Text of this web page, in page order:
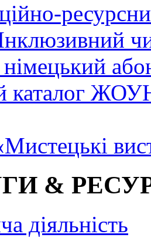
каталог
&
діяльність